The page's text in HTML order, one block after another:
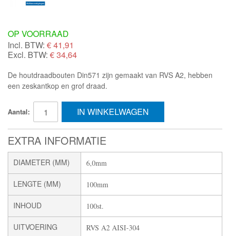
OP VOORRAAD
Incl. BTW: €41,91
Excl. BTW: € 34,64
De houtdraadbouten Din571 zijn gemaakt van RVS A2, hebben
een zeskantkop en grof draad.
Aantal: IN WINKELWAGEN
EXTRA INFORMATIE
DIAMETER (MM) 6,0mm
LENGTE (MM) 100mm
INHOUD 100st.
UITVOERING RVS A2 AISI-304